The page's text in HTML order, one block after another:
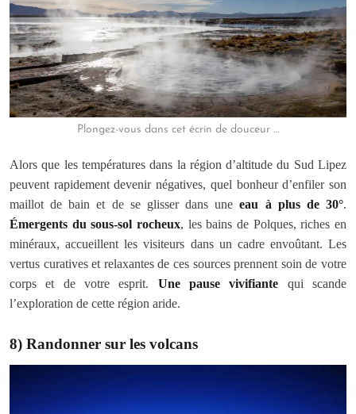
Plongez-vous dans cet écrin de douceur …
Alors que les températures dans la région d’altitude du Sud Lipez
peuvent rapidement devenir négatives, quel bonheur d’enfiler son
maillot de bain et de se glisser dans uneeau à plus de 30°.
Émergents du sous-sol rocheux, les bains de Polques, riches en
minéraux, accueillent les visiteurs dans un cadre envoûtant. Les
vertus curatives et relaxantes de ces sources prennent soin de votre
corps et de votre esprit. Une pause vivifiante qui scande
l’exploration de cette région aride.
8) Randonner sur les volcans